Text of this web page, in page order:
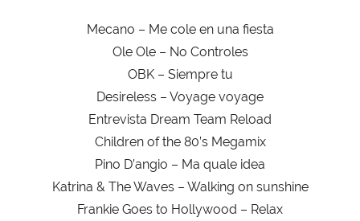
Mecano – Me cole en una fiesta
Ole Ole – No Controles
OBK – Siempre tu
Desireless – Voyage voyage
Entrevista Dream Team Reload
Children of the 80’s Megamix
Pino D’angio – Ma quale idea
Katrina & The Waves – Walking on sunshine
Frankie Goes to Hollywood – Relax